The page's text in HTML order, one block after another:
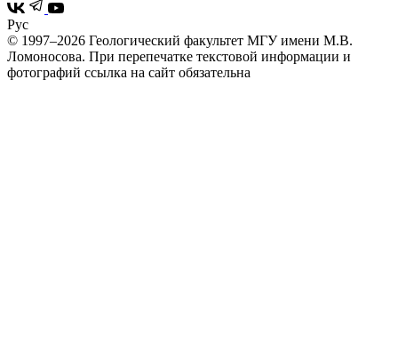
Рус
© 1997–2026 Геологический факультет МГУ имени М.В.
Ломоносова. При перепечатке текстовой информации и
фотографий ссылка на сайт обязательна